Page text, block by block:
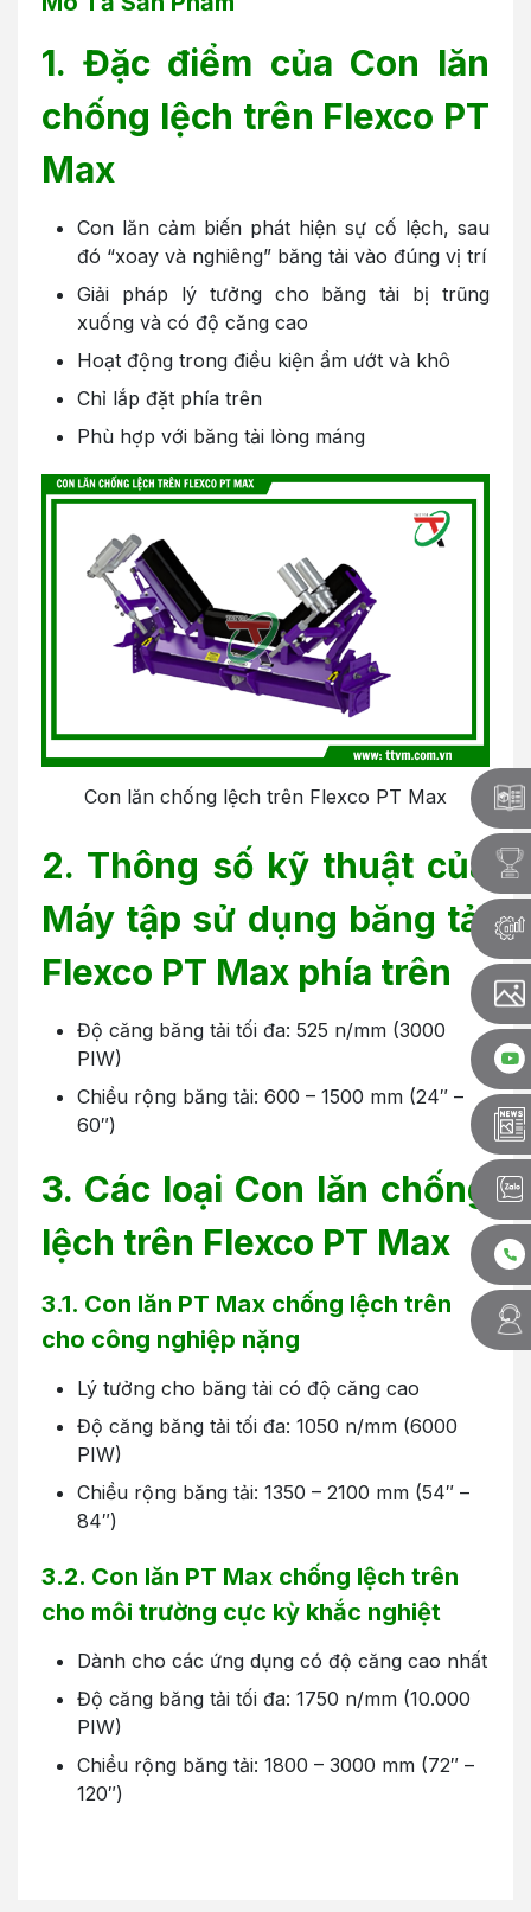
1. Đặc điểm của Con lăn
chống lệch trên Flexco PT
Max
Con lăn cảm biến phát hiện sự cố lệch, sau
đó “xoay và nghiêng” băng tải vào đúng vị trí
Giải pháp lý tưởng cho băng tải bị trũng
xuống và có độ căng cao
Hoạt động trong điều kiện ẩm ướt và khô
Chỉ lắp đặt phía trên
Phù hợp với băng tải lòng máng
Con lăn chống lệch trên Flexco PT Max
2. Thông số kỹ thuật của
Máy tập sử dụng băng tải
Flexco PT Max phía trên
Độ căng băng tải tối đa: 525 n/mm (3000
PIW)
Chiều rộng băng tải: 600 – 1500 mm (24″ –
60″)
3. Các loại Con lăn chống
lệch trên Flexco PT Max
3.1. Con lăn PT Max chống lệch trên
cho công nghiệp nặng
Lý tưởng cho băng tải có độ căng cao
Độ căng băng tải tối đa: 1050 n/mm (6000
PIW)
Chiều rộng băng tải: 1350 – 2100 mm (54″ –
84″)
3.2. Con lăn PT Max chống lệch trên
cho môi trường cực kỳ khắc nghiệt
Dành cho các ứng dụng có độ căng cao nhất
Độ căng băng tải tối đa: 1750 n/mm (10.000
PIW)
Chiều rộng băng tải: 1800 – 3000 mm (72″ –
120″)